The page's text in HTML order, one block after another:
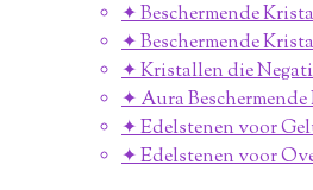
✦ Beschermende
✦ Beschermende
✦ Kristallen die
✦ Aura
✦ Edelstenen voor
✦ Edelstenen voor